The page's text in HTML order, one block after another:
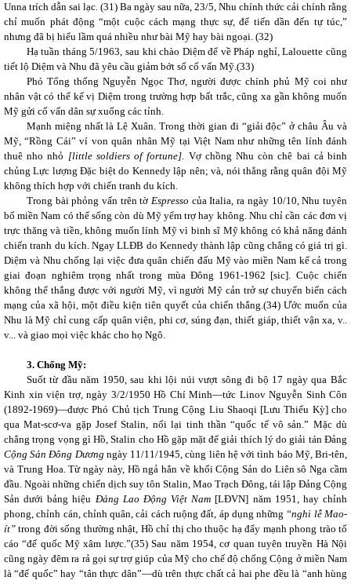
Unna trích dẫn sai lạc. (31) Ba ngày sau nữa, 23/5, Nhu chính thức cải chính rằng
chỉ muốn phát động “một cuộc cách mạng thực sự, để tiến dần đến tự túc,”
nhưng đã bị hiểu lầm quá nhiều như bài Mỹ hay bài ngoại. (32)
Hạ tuần tháng 5/1963, sau khi chào Diệm để về Pháp nghỉ, Lalouette cũng
tiết lộ Diệm và Nhu đã yêu cầu giảm bớt số cố vấn Mỹ.(33)
Phó Tổng thống Nguyễn Ngọc Thơ, người được chính phủ Mỹ coi như
nhân vật có thể kế vị Diệm trong trường hợp bất trắc, cũng xa gần không muốn
Mỹ gửi cố vấn dân sự xuống các tỉnh.
Mạnh miệng nhất là Lệ Xuân. Trong thời gian đi “giải độc” ở châu Âu và
Mỹ, “Rồng Cái” ví von quân nhân Mỹ tại Việt Nam như những tên lính đánh
thuê nho nhỏ [little soldiers of fortune]. Vợ chồng Nhu còn chê bai cả binh
chủng Lực lượng Đặc biệt do Kennedy lập nên; và, nói thẳng rằng quân đội Mỹ
không thích hợp với chiến tranh du kích.
Trong bài phỏng vấn trên tờEspresso của Italia, ra ngày 10/10, Nhu tuyên
bố miền Nam có thể sống còn dù Mỹ yểm trợ hay không. Nhu chỉ cần các đơn vị
trực thăng và tiền, không muốn lính Mỹ vì binh sĩ Mỹ không có khả năng đánh
chiến tranh du kích. Ngay LLĐB do Kennedy thành lập cũng chẳng có giá trị gì.
Diệm và Nhu chống lại việc đưa quân chiến đấu Mỹ vào miền Nam kể cả trong
giai đoạn nghiêm trọng nhất trong mùa Đông 1961-1962 [sic]. Cuộc chiến
không thể thắng được với người Mỹ, vì người Mỹ cản trở sự chuyển biến cách
mạng của xã hội, một điều kiện tiên quyết của chiến thắng.(34) Ước muốn của
Nhu là Mỹ chỉ cung cấp quân viện, phi cơ, súng đạn, thiết giáp, thiết vận xa, v..
v... và giao mọi việc khác cho họ Ngô.
3. Chống Mỹ:
Suốt từ đầu năm 1950, sau khi lội núi vượt sông đi bộ 17 ngày qua Bắc
Kinh xin viện trợ, ngày 3/2/1950 Hồ Chí Minh—tức Linov Nguyễn Sinh Côn
(1892-1969)—được Phó Chủ tịch Trung Cộng Liu Shaoqi [Lưu Thiếu Kỳ] cho
qua Mat-scơ-va gặp Josef Stalin, nối lại tinh thần “quốc tế vô sản.” Mặc dù
chẳng trọng vọng gì Hồ, Stalin cho Hồ gặp mặt để giải thích lý do giải tán Đảng
Cộng Sản Đông Dương ngày 11/11/1945, cùng liên hệ với tình báo Mỹ, Bri-tên,
và Trung Hoa. Từ ngày này, Hồ ngả hẳn về khối Cộng Sản do Liên sô Nga cầm
đầu. Ngoài những chiến dịch suy tôn Stalin, Mao Trạch Đông, tái lập Đảng Cộng
Sản dưới bảng hiệu Đảng Lao Động Việt Nam [LĐVN] năm 1951, hay chỉnh
phong, chỉnh cán, chỉnh quân, cải cách ruộng đất, áp dụng những “nghi lễ Mao-
ít” trong đời sống thường nhật, Hồ chỉ thị cho thuộc hạ đẩy mạnh phong trào tố
cáo “đế quốc Mỹ xâm lược.”(35)Sau năm 1954, cơ quan tuyên truyền Hà Nội
cũng ngày đêm ra rả gọi sự trợ giúp của Mỹ cho chế độ chống Cộng ở miền Nam
là “đế quốc” hay “tân thực dân”—dù trên thực chất cả hai phe đều là “anh hùng